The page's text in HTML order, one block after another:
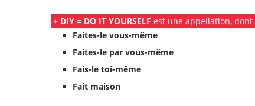
+ DIY = DO IT YOURSELF est une appellation,
Faites-le vous-même
Faites-le par vous-même
Fais-le toi-même
Fait maison